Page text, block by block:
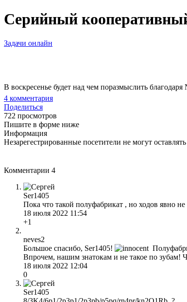
Серийный
Задачи онлайн
В воскресенье будет над чем поразмыслить
4 комментария
Поделиться
722 просмотров
Пишите в форме ниже
Информация
Незарегестрированные посетители не могут
Комментарии 4
Ser1405
Пока что такой полуфабрикат , но ходов явно
18 июля 2022 11:54
+1
neves2
Большое спасибо, Ser1405!
Впрочем, нашим знатокам и не такое по зубам!
18 июля 2022 12:04
0
Ser1405